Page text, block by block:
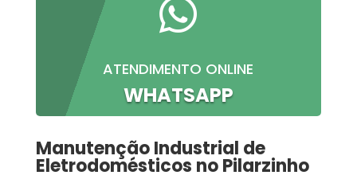

ATENDIMENTO ONLINE
WHATSAPP
Manutenção Industrial de
Eletrodomésticos no Pilarzinho